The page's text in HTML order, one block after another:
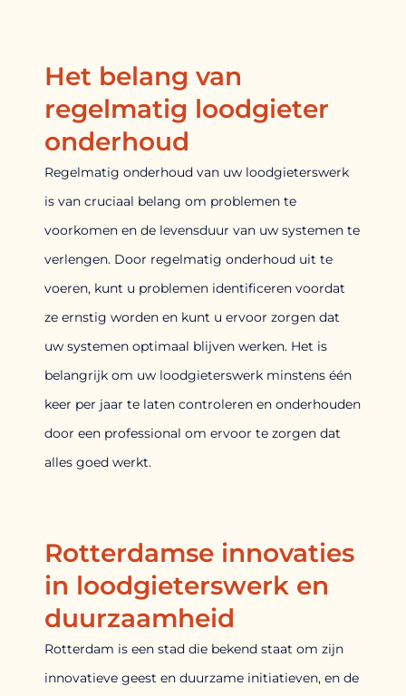
Het belang van
regelmatig loodgieter
onderhoud
Regelmatig onderhoud van uw loodgieterswerk
is van cruciaal belang om problemen te
voorkomen en de levensduur van uw systemen te
verlengen. Door regelmatig onderhoud uit te
voeren, kunt u problemen identificeren voordat
ze ernstig worden en kunt u ervoor zorgen dat
uw systemen optimaal blijven werken. Het is
belangrijk om uw loodgieterswerk minstens één
keer per jaar te laten controleren en onderhouden
door een professional om ervoor te zorgen dat
alles goed werkt.
Rotterdamse innovaties
in loodgieterswerk en
duurzaamheid
Rotterdam is een stad die bekend staat om zijn
innovatieve geest en duurzame initiatieven, en de